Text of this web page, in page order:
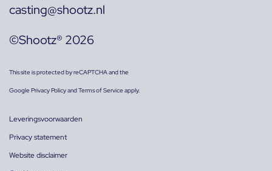
casting@shootz.nl
©Shootz® 2026
This site is protected by reCAPTCHA and the
GooglePrivacy PolicyandTerms of Serviceapply.
Leveringsvoorwaarden
Privacy statement
Website disclaimer